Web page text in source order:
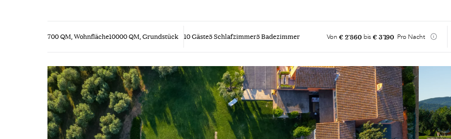
700 QM, Wohnfläche10000 QM, Grundstück 10 Gäste5 Schlafzimmer5 Badezimmer Von € 2'860 bis€ 3'190 Pro Nacht